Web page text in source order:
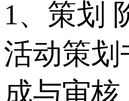
1、策划
活动策划
成与审核